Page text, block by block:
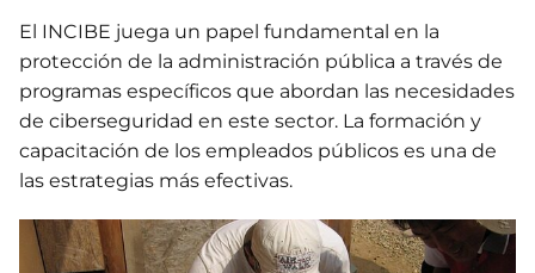
El INCIBE juega un papel fundamental en la
protección de la administración pública a través de
programas específicos que abordan las necesidades
de ciberseguridad en este sector. La formación y
capacitación de los empleados públicos es una de
las estrategias más efectivas.